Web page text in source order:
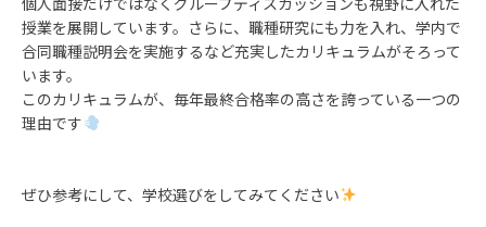
授業を展開しています。さらに、職種研究にも力を入れ、学内で
合同職種説明会を実施するなど充実したカリキュラムがそろって
います。
このカリキュラムが、毎年最終合格率の高さを誇っている一つの
理由です
ぜひ参考にして、学校選びをしてみてください